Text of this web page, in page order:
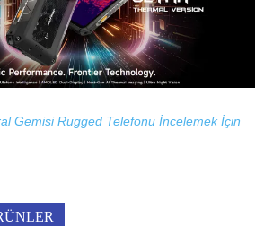
Gemisi Rugged Telefonu İncelemek İçin